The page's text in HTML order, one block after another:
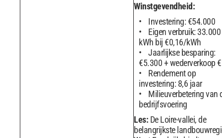
Winstgevendheid:
Investering: €54.000
Eigen verbruik: 33.000
kWh bij €0,16/kWh
Jaarlijkse besparing:
€5.300 + wederverkoop
Rendement op
investering: 8,6 jaar
Milieuverbetering van
bedrijfsvoering
Les: De Loire-vallei, de
belangrijkste